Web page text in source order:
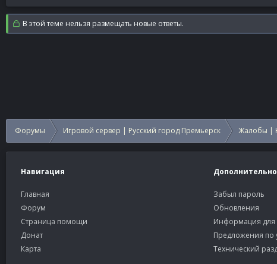
В этой теме нельзя размещать новые ответы.
Форумы Игровой сервер | Русский город Премьерск Жалобы |
Навигация
Главная
Форум
Страница помощи
Донат
Карта
Дополнительно
Забыл пароль
Обновления
Информация для
Предложения по
Технический